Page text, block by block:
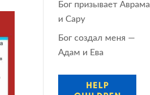
Бог призывает Аврама
и Сару
Бог создал меня —
Адам и Ева